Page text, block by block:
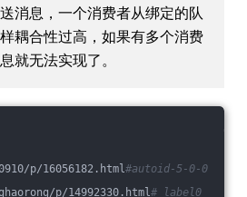
消息，一个消费者从绑定的队
耦合性过高，如果有多个消费
就无法实现了。
p/16056182.html#autoid-5-0-0
p/14992330.html#_label0